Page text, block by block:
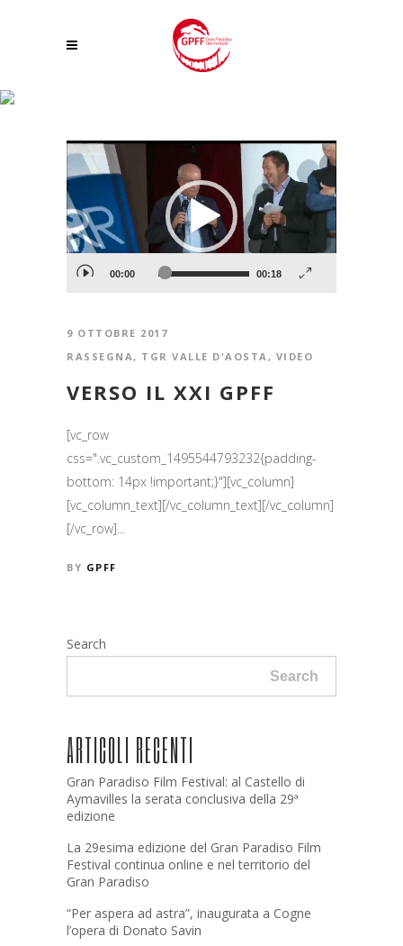
Video
Player
00:00 00:18
9 OTTOBRE 2017
RASSEGNA , TGR VALLE D'AOSTA , VIDEO
VERSO IL XXI GPFF
[vc_row
css=".vc_custom_1495544793232{padding-
bottom: 14px !important;}"][vc_column]
[vc_column_text][/vc_column_text][/vc_column]
[/vc_row]...
BY GPFF
Search
Search
ARTICOLI RECENTI
Gran Paradiso Film Festival: al Castello di
Aymavilles la serata conclusiva della 29ª
edizione
La 29esima edizione del Gran Paradiso Film
Festival continua online e nel territorio del
Gran Paradiso
“Per aspera ad astra”, inaugurata a Cogne
l’opera di Donato Savin